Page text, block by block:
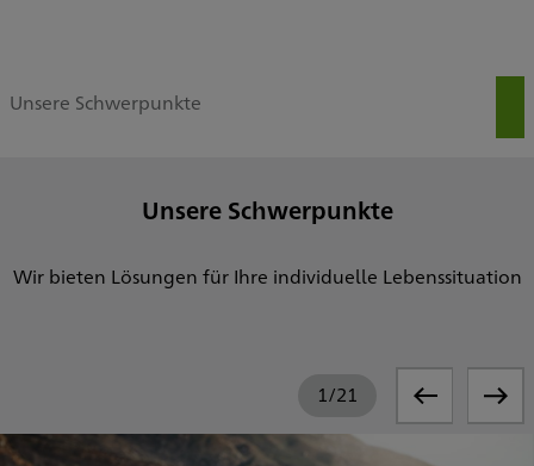
Unsere Schwerpunkte
Unsere Schwerpunkte
Wir bieten Lösungen für Ihre individuelle Lebenssituation
1/21